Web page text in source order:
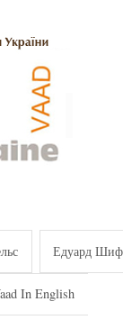
Едуард
In English